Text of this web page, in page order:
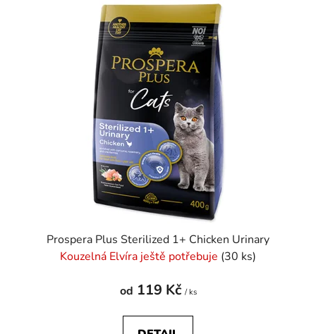
Prospera Plus Sterilized 1+ Chicken Urinary
Kouzelná Elvíra ještě potřebuje (30 ks)
od 119 Kč / ks